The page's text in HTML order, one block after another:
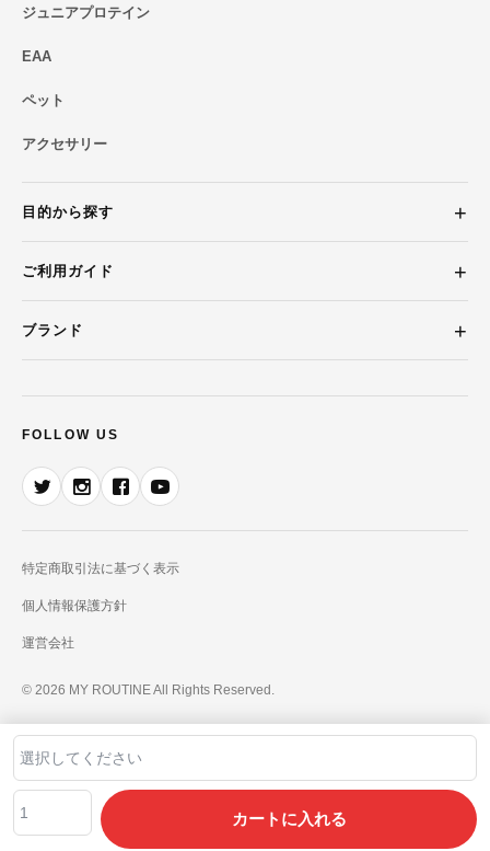
カートに入れる
ジュニアプロテイン
EAA
ペット
アクセサリー
目的から探す
ご利用ガイド
ブランド
FOLLOW US
特定商取引法に基づく表示
個人情報保護方針
運営会社
© 2026 MY ROUTINE All Rights Reserved.